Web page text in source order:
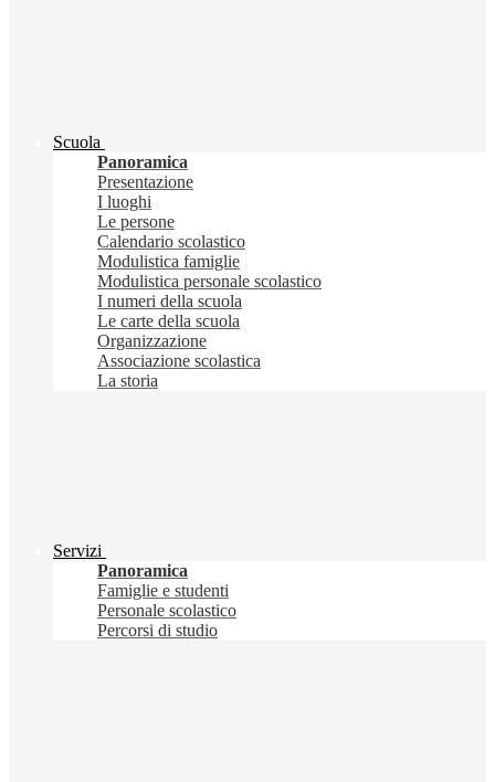
Scuola
Panoramica
Presentazione
I luoghi
Le persone
Calendario scolastico
Modulistica famiglie
Modulistica personale scolastico
I numeri della scuola
Le carte della scuola
Organizzazione
Associazione scolastica
La storia
Servizi
Panoramica
Famiglie e studenti
Personale scolastico
Percorsi di studio